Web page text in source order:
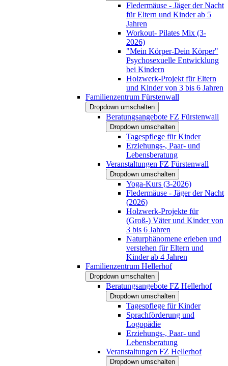
Fledermäuse - Jäger der Nacht
für Eltern und Kinder ab 5
Jahren
Workout- Pilates Mix (3-
2026)
"Mein Körper-Dein Körper"
Psychosexuelle Entwicklung
bei Kindern
Holzwerk-Projekt für Eltern
und Kinder von 3 bis 6 Jahren
Familienzentrum Fürstenwall
Dropdown umschalten
Beratungsangebote FZ Fürstenwall
Dropdown umschalten
Tagespflege für Kinder
Erziehungs-, Paar- und
Lebensberatung
Veranstaltungen FZ Fürstenwall
Dropdown umschalten
Yoga-Kurs (3-2026)
Fledermäuse - Jäger der Nacht
(2026)
Holzwerk-Projekte für
(Groß-) Väter und Kinder von
3 bis 6 Jahren
Naturphänomene erleben und
verstehen für Eltern und
Kinder ab 4 Jahren
Familienzentrum Hellerhof
Dropdown umschalten
Beratungsangebote FZ Hellerhof
Dropdown umschalten
Tagespflege für Kinder
Sprachförderung und
Logopädie
Erziehungs-, Paar- und
Lebensberatung
Veranstaltungen FZ Hellerhof
Dropdown umschalten